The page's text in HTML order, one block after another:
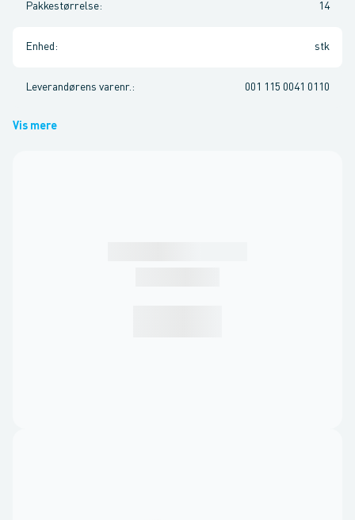
Pakkestørrelse: 14
Enhed : stk
Leverandørens varenr. : 001 115 0041 0110
Vis mere